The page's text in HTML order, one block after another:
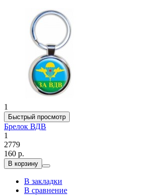
1
Быстрый просмотр
Брелок ВДВ
1
2779
160 р.
В корзину
В закладки
В сравнение